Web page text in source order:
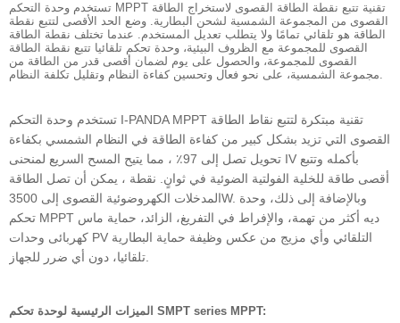
تستخدم وحدة التحكم MPPT تقنية تتبع نقطة الطاقة القصوى لاستخراج الطاقة
القصوى من المجموعة الشمسية لشحن البطارية. وضع الحد الأقصى لتتبع نقطة
الطاقة هو تلقائي تمامًا ولا يتطلب تعديل المستخدم. عندما تختلف نقطة الطاقة
القصوى للمجموعة مع الظروف البيئية، وحدة تحكم تلقائيا تتبع نقطة الطاقة
القصوى للمجموعة، والحصول على يوم لضمان أقصى قدر من الطاقة من
مجموعة الشمسية، على نحو فعال وتحسين كفاءة النظام وتقليل تكلفة النظام.
تستخدم وحدة التحكم I-PANDA MPPT تقنية مبتكرة لتتبع نقاط الطاقة
القصوى التي تزيد بشكل كبير من كفاءة الطاقة في النظام الشمسي بكفاءة
تحويل تصل إلى 97٪ ، مما يتيح المسح السريع لمنحنى IV بأكمله وتتبع
أقصى طاقة للخلية الفولتية الضوئية في ثوانٍ. نقطة ، يمكن أن تصل الطاقة
المدخلات الكهروضوئية القصوى إلى 3500W. وبالإضافة إلى ذلك، وحدة
تحكم MPPT ديه أكثر من تهمة، والإفراط في التفريغ، الزائد، حماية ماس
كهربائى وحدات PV التلقائي وأي مزيج من عكس وظيفة حماية البطارية
الميزات الرئيسية لوحدة تحكم SMPT series MPPT: